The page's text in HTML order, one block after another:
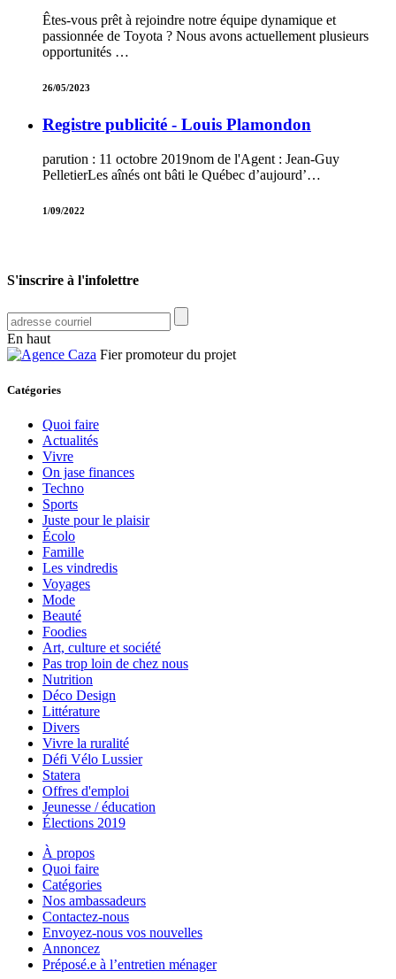
Êtes-vous prêt à rejoindre notre équipe dynamique et
passionnée de Toyota ? Nous avons actuellement plusieurs
opportunités …
26/05/2023
Registre publicité - Louis Plamondon
parution : 11 octobre 2019nom de l'Agent : Jean-Guy
PelletierLes aînés ont bâti le Québec d’aujourd’…
1/09/2022
S'inscrire à l'infolettre
En haut
Fier promoteur du projet
Catégories
Quoi faire
Actualités
Vivre
On jase finances
Techno
Sports
Juste pour le plaisir
Écolo
Famille
Les vindredis
Voyages
Mode
Beauté
Foodies
Art, culture et société
Pas trop loin de chez nous
Nutrition
Déco Design
Littérature
Divers
Vivre la ruralité
Défi Vélo Lussier
Statera
Offres d'emploi
Jeunesse / éducation
Élections 2019
À propos
Quoi faire
Catégories
Nos ambassadeurs
Contactez-nous
Envoyez-nous vos nouvelles
Annoncez
Préposé.e à l’entretien ménager